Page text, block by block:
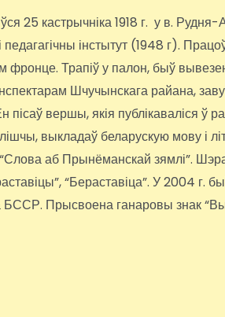
25 кастрычніка 1918 г. у в.
інстытут (1948 г).
фронце. Трапіў у палон, быў
Шчучынскага райана,
вершы, якія публікаваліся ў
выкладаў беларускую мову і
аб Прынёманскай зямлі”.
“Бераставіца”. У 2004 г.
Прысвоена ганаровы знак